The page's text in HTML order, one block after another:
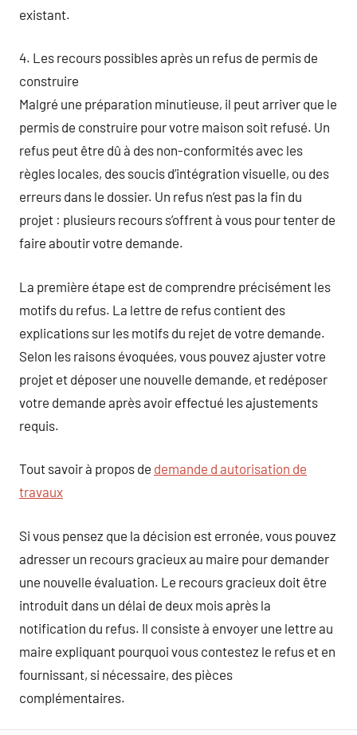
existant.
4. Les recours possibles après un refus de permis de
construire
Malgré une préparation minutieuse, il peut arriver que le
permis de construire pour votre maison soit refusé. Un
refus peut être dû à des non-conformités avec les
règles locales, des soucis d’intégration visuelle, ou des
erreurs dans le dossier. Un refus n’est pas la fin du
projet : plusieurs recours s’offrent à vous pour tenter de
faire aboutir votre demande.
La première étape est de comprendre précisément les
motifs du refus. La lettre de refus contient des
explications sur les motifs du rejet de votre demande.
Selon les raisons évoquées, vous pouvez ajuster votre
projet et déposer une nouvelle demande, et redéposer
votre demande après avoir effectué les ajustements
requis.
Tout savoir à propos de demande d autorisation de
travaux
Si vous pensez que la décision est erronée, vous pouvez
adresser un recours gracieux au maire pour demander
une nouvelle évaluation. Le recours gracieux doit être
introduit dans un délai de deux mois après la
notification du refus. Il consiste à envoyer une lettre au
maire expliquant pourquoi vous contestez le refus et en
fournissant, si nécessaire, des pièces
complémentaires.